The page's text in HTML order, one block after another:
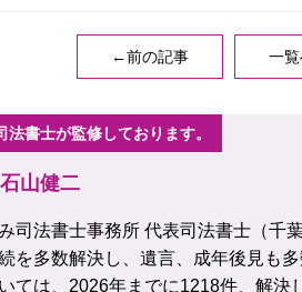
←前の記事 一
法書士が監修しております。
山健二
司法書士事務所 代表司法書士（千
を多数解決し、遺言、成年後見も多
ては、2026年までに1218件、解決